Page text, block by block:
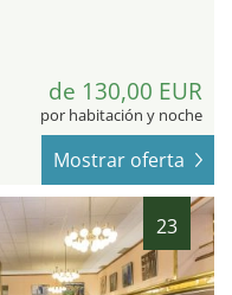
de 130,00 EUR
por habitación y noche
Mostrar oferta
23